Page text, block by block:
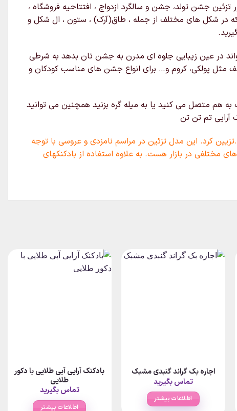
جشن تولد، جشن و سالگرد ازدواج ، افتتاحیه فروشگاه ،
که در شکل های مختلف از جمله ، طاق(آرک) ، ستون ، ال شکل و
در عین زیبایی جلوه ای مدرن به جشن تان بدهد به شرطی
مثل پولکی، کروم و… برای انواع جشن های مناسب کودکان و
هم متصل می کنید یا به میله گره بزنید همچنین می توانید
آرایی تم تن تن
کرد. این مدل تزئین در مراسم نامزدی و عروسی با توجه
مختلفی در بازار هست. به علاوه استفاده از بادکنکهای
اجاره بک گراند گنبدی مشبک
تماس بگیرید
اطلاعات بیشتر
بادکنک آرایی آبی طلایی با دکور
طلایی
تماس بگیرید
اطلاعات بیشتر